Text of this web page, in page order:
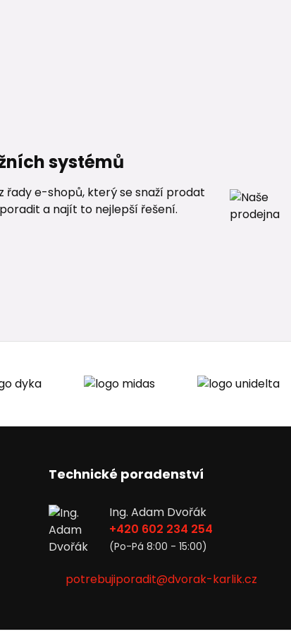
systémů
řady e-shopů, který se snaží prodat
a najít to nejlepší řešení.
Technické poradenství
Ing. Adam Dvořák
+420 602 234 254
(Po-Pá 8:00 - 15:00)
potrebujiporadit@dvorak-karlik.cz